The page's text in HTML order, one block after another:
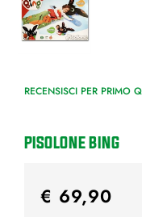
RECENSISCI PER PRIMO
PISOLONE BING
€ 69,90